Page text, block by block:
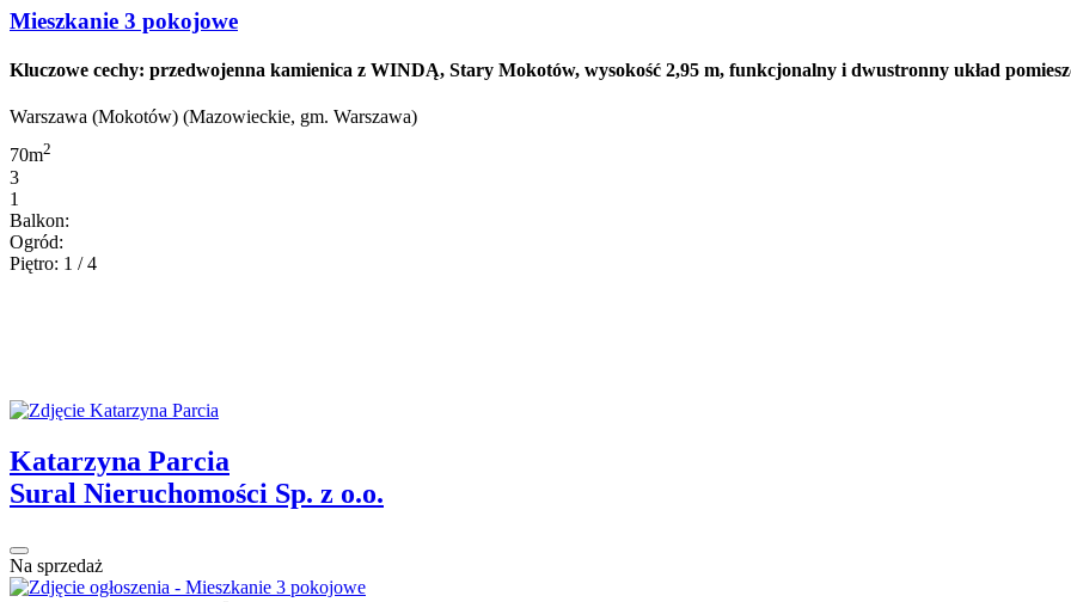
Mieszkanie 3 pokojowe
Kluczowe cechy: przedwojenna kamienica z WINDĄ, Stary Mokotów, wysokość 2,95 m, funkcjonalny i dwustronny układ
Warszawa (Mokotów) (Mazowieckie, gm. Warszawa)
70m2
3
1
Balkon:
Ogród:
Piętro: 1 / 4
Katarzyna Parcia
Sural Nieruchomości Sp. z o.o.
Na sprzedaż